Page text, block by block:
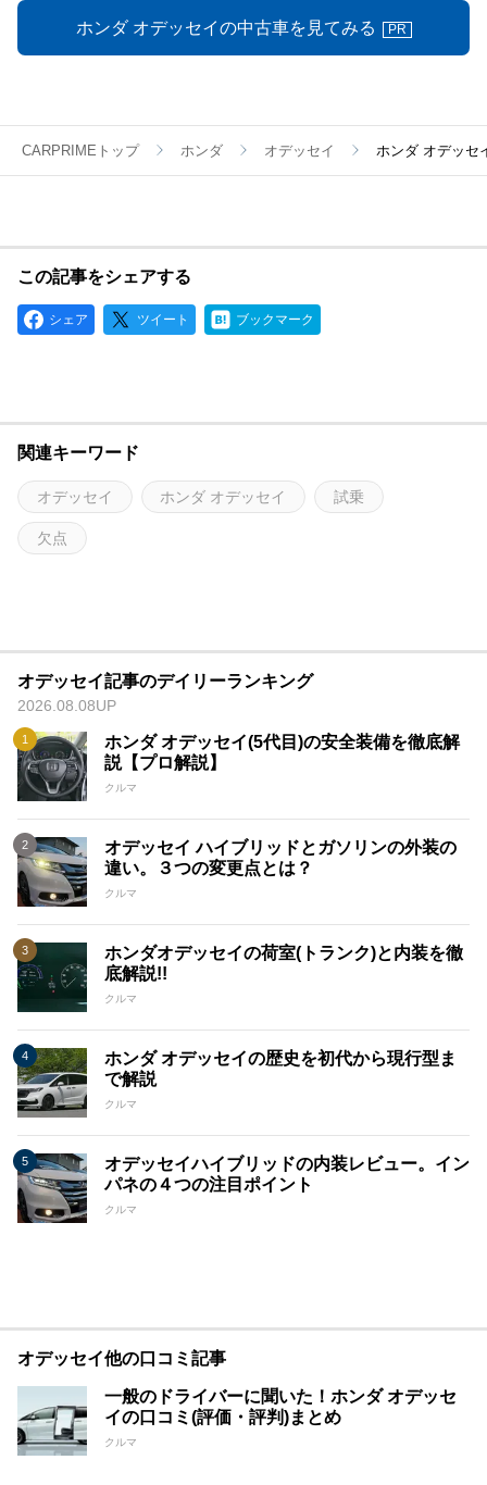
ホンダ オデッセイの中古車を見てみる PR
CARPRIMEトップ ホンダ オデッセイ ホンダ オデッセ
この記事をシェアする
シェア ツイート ブックマーク
関連キーワード
オデッセイ ホンダ オデッセイ 試乗
欠点
オデッセイ記事のデイリーランキング
2026.08.08UP
ホンダ オデッセイ(5代目)の安全装備を徹底解
説【プロ解説】
クルマ
オデッセイ ハイブリッドとガソリンの外装の
違い。３つの変更点とは？
クルマ
ホンダオデッセイの荷室(トランク)と内装を徹
底解説!!
クルマ
ホンダ オデッセイの歴史を初代から現行型ま
で解説
クルマ
オデッセイハイブリッドの内装レビュー。イン
パネの４つの注目ポイント
クルマ
オデッセイ他の口コミ記事
一般のドライバーに聞いた！ホンダ オデッセ
イの口コミ(評価・評判)まとめ
クルマ